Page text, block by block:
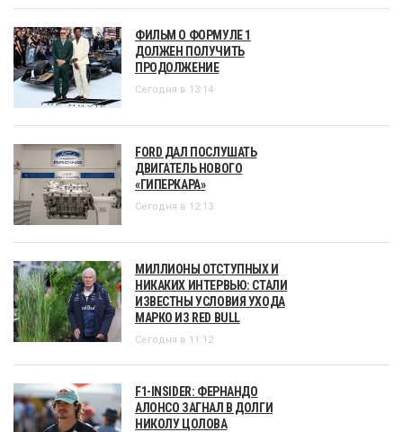
ФИЛЬМ О ФОРМУЛЕ 1
ДОЛЖЕН ПОЛУЧИТЬ
ПРОДОЛЖЕНИЕ
Сегодня в 13:14
FORD ДАЛ ПОСЛУШАТЬ
ДВИГАТЕЛЬ НОВОГО
«ГИПЕРКАРА»
Сегодня в 12:13
МИЛЛИОНЫ ОТСТУПНЫХ И
НИКАКИХ ИНТЕРВЬЮ: СТАЛИ
ИЗВЕСТНЫ УСЛОВИЯ УХОДА
МАРКО ИЗ RED BULL
Сегодня в 11:12
F1-INSIDER: ФЕРНАНДО
АЛОНСО ЗАГНАЛ В ДОЛГИ
НИКОЛУ ЦОЛОВА